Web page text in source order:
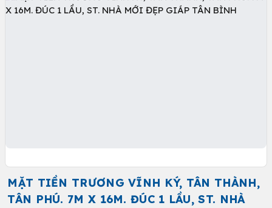
MẶT TIỀN TRƯƠNG VĨNH KÝ, TÂN THÀNH,
TÂN PHÚ. 7M X 16M. ĐÚC 1 LẦU, ST. NHÀ